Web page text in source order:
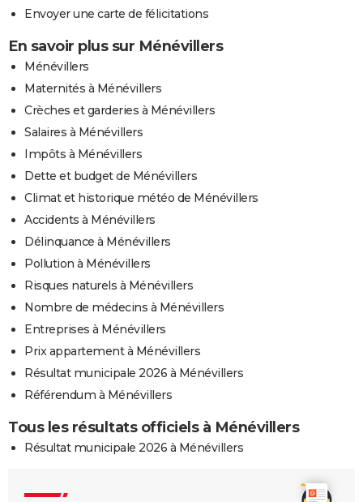
Envoyer une carte de félicitations
En savoir plus sur Ménévillers
Ménévillers
Maternités à Ménévillers
Crèches et garderies à Ménévillers
Salaires à Ménévillers
Impôts à Ménévillers
Dette et budget de Ménévillers
Climat et historique météo de Ménévillers
Accidents à Ménévillers
Délinquance à Ménévillers
Pollution à Ménévillers
Risques naturels à Ménévillers
Nombre de médecins à Ménévillers
Entreprises à Ménévillers
Prix appartement à Ménévillers
Résultat municipale 2026 à Ménévillers
Référendum à Ménévillers
Tous les résultats officiels à Ménévillers
Résultat municipale 2026 à Ménévillers